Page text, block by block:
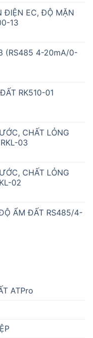
ĐIỆN EC, ĐỘ MẶN
13
(RS485 4-20mA/0-
RK510-01
CHẤT LỎNG
03
CHẤT LỎNG
02
ẨM ĐẤT RS485/4-
ATPro